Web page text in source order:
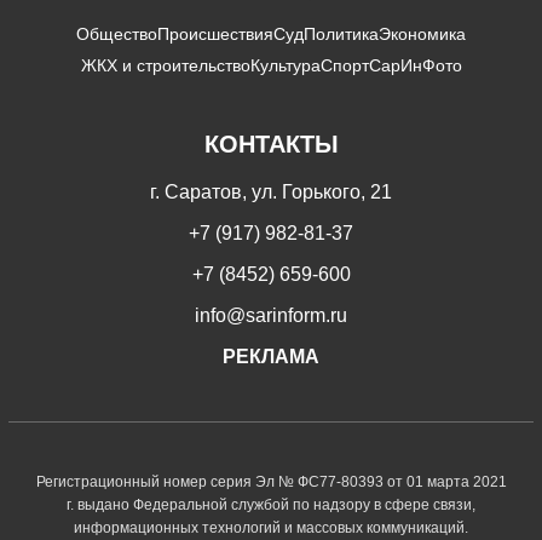
ОбществоПроисшествияСудПолитикаЭкономика
ЖКХ и строительствоКультураСпортСарИнФото
КОНТАКТЫ
г. Саратов, ул. Горького, 21
+7 (917) 982-81-37
+7 (8452) 659-600
info@sarinform.ru
РЕКЛАМА
Регистрационный номер серия Эл № ФС77-80393 от 01 марта 2021
г. выдано Федеральной службой по надзору в сфере связи,
информационных технологий и массовых коммуникаций.